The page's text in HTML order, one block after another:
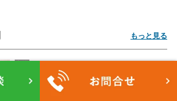
もっと見る
テンションが上がる！身支度はすべてここ
で完結